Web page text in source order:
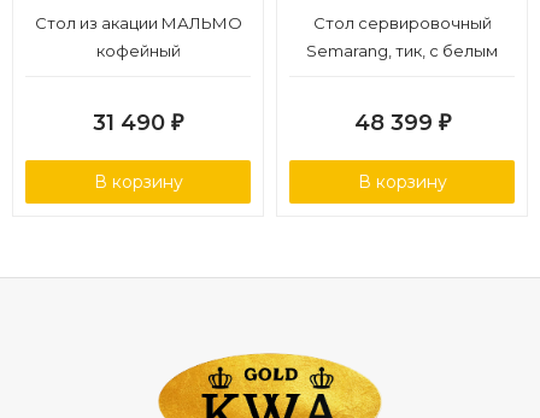
Стол из акации МАЛЬМО
кофейный
31 490 ₽
В корзину
Стол сервировочный
Semarang, тик, с белым
48 399 ₽
В корзину